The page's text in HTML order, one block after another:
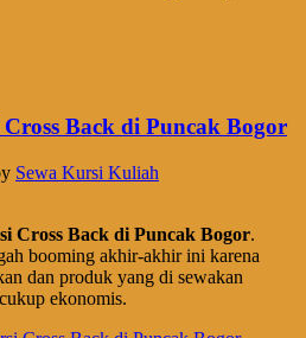
Back di Puncak Bogor
Sewa Kursi Kuliah
Cross Back di Puncak Bogor.
booming akhir-akhir ini karena
dan produk yang di sewakan
ekonomis.